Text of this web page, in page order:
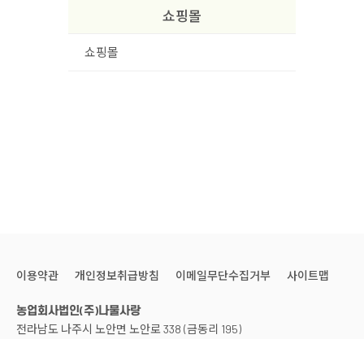
쇼핑몰
쇼핑몰
이용약관 개인정보취급방침 이메일무단수집거부 사이트맵
농업회사법인(주)나물사랑
전라남도 나주시 노안면 노안로 338 (금동리 195)